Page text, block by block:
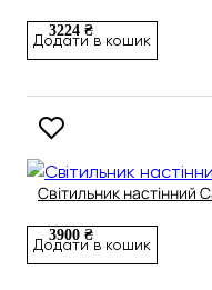
3224 ₴
Додати в кошик
Світильник настінний
3900 ₴
Додати в кошик